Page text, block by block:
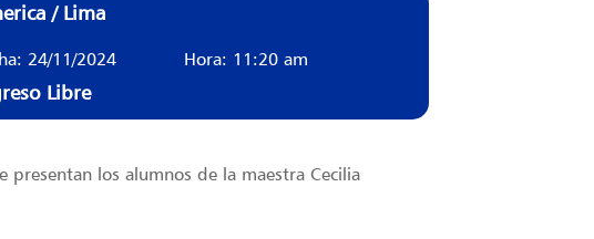
/ Lima
24/11/2024 Hora: 11:20 am
Libre
presentan los alumnos de la maestra Cecilia